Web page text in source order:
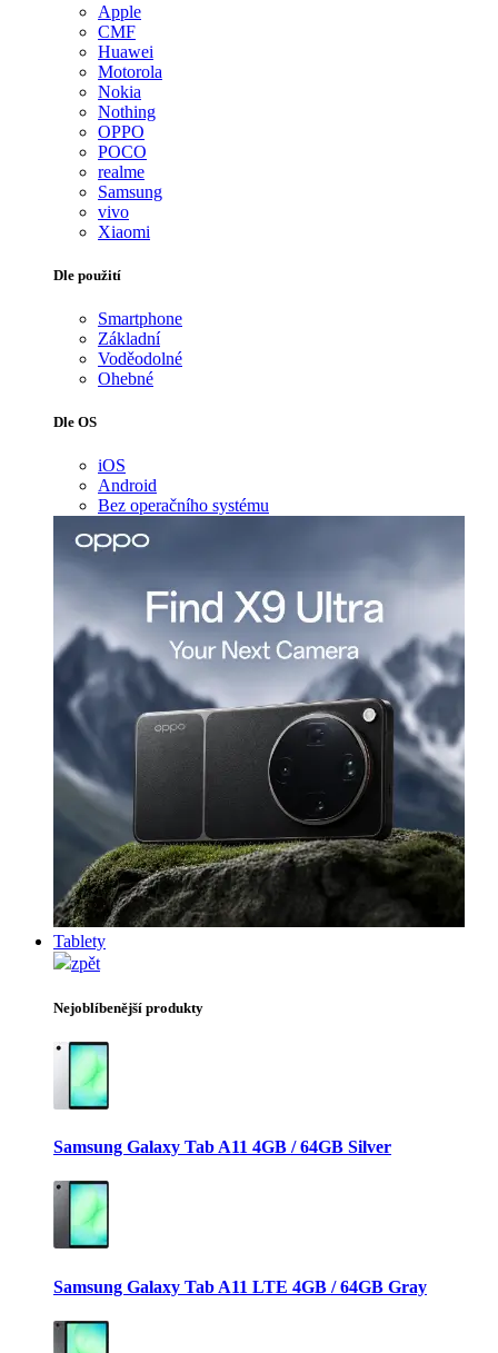
Apple
CMF
Huawei
Motorola
Nokia
Nothing
OPPO
POCO
realme
Samsung
vivo
Xiaomi
Dle použití
Smartphone
Základní
Voděodolné
Ohebné
Dle OS
iOS
Android
Bez operačního systému
Tablety
zpět
Nejoblíbenější produkty
Samsung Galaxy Tab A11 4GB / 64GB Silver
Samsung Galaxy Tab A11 LTE 4GB / 64GB Gray